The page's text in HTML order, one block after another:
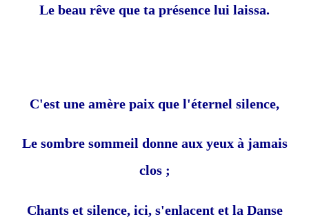
Le beau rêve que ta présence lui laissa.
C'est une amère paix que l'éternel silence,
Le sombre sommeil donne aux yeux à jamais
clos ;
Chants et silence, ici, s'enlacent et la Danse